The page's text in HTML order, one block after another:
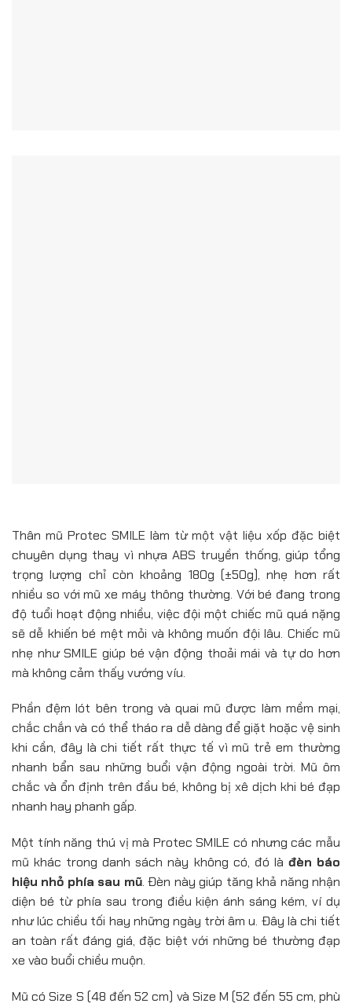
Thân mũ Protec SMILE làm từ một vật liệu xốp đặc biệt
chuyên dụng thay vì nhựa ABS truyền thống, giúp tổng
trọng lượng chỉ còn khoảng 180g (±50g), nhẹ hơn rất
nhiều so với mũ xe máy thông thường. Với bé đang trong
độ tuổi hoạt động nhiều, việc đội một chiếc mũ quá nặng
sẽ dễ khiến bé mệt mỏi và không muốn đội lâu. Chiếc mũ
nhẹ như SMILE giúp bé vận động thoải mái và tự do hơn
mà không cảm thấy vướng víu.
Phần đệm lót bên trong và quai mũ được làm mềm mại,
chắc chắn và có thể tháo ra dễ dàng để giặt hoặc vệ sinh
khi cần, đây là chi tiết rất thực tế vì mũ trẻ em thường
nhanh bẩn sau những buổi vận động ngoài trời. Mũ ôm
chắc và ổn định trên đầu bé, không bị xê dịch khi bé đạp
nhanh hay phanh gấp.
Một tính năng thú vị mà Protec SMILE có nhưng các mẫu
mũ khác trong danh sách này không có, đó là đèn báo
hiệu nhỏ phía sau mũ. Đèn này giúp tăng khả năng nhận
diện bé từ phía sau trong điều kiện ánh sáng kém, ví dụ
như lúc chiều tối hay những ngày trời âm u. Đây là chi tiết
an toàn rất đáng giá, đặc biệt với những bé thường đạp
xe vào buổi chiều muộn.
Mũ có Size S (48 đến 52 cm) và Size M (52 đến 55 cm, phù